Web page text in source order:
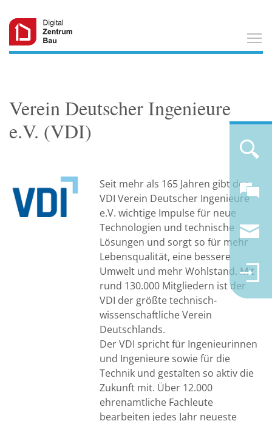
Verein Deutscher Ingenieure
e.V. (VDI)
Seit mehr als 165 Jahren gibt der
VDI Verein Deutscher Ingenieure
e.V. wichtige Impulse für neue
Technologien und technische
Lösungen und sorgt so für mehr
Lebensqualität, eine bessere
Umwelt und mehr Wohlstand. Mit
rund 130.000 Mitgliedern ist der
VDI der größte technisch-
wissenschaftliche Verein
Deutschlands.
Der VDI spricht für Ingenieurinnen
und Ingenieure sowie für die
Technik und gestalten so aktiv die
Zukunft mit. Über 12.000
ehrenamtliche Fachleute
bearbeiten jedes Jahr neueste